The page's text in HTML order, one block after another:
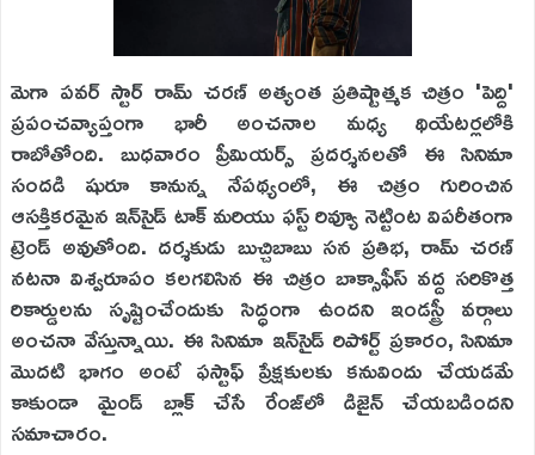
మెగా పవర్ స్టార్ రామ్ చరణ్ అత్యంత ప్రతిష్టాత్మక చిత్రం 'పెద్ది'
ప్రపంచవ్యాప్తంగా భారీ అంచనాల మధ్య థియేటర్లలోకి
రాబోతోంది. బుధవారం ప్రీమియర్స్ ప్రదర్శనలతో ఈ సినిమా
సందడి షురూ కానున్న నేపథ్యంలో, ఈ చిత్రం గురించిన
ఆసక్తికరమైన ఇన్‌సైడ్ టాక్ మరియు ఫస్ట్ రివ్యూ నెట్టింట విపరీతంగా
ట్రెండ్ అవుతోంది. దర్శకుడు బుచ్చిబాబు సన ప్రతిభ, రామ్ చరణ్
నటనా విశ్వరూపం కలగలిసిన ఈ చిత్రం బాక్సాఫీస్ వద్ద సరికొత్త
రికార్డులను సృష్టించేందుకు సిద్ధంగా ఉందని ఇండస్ట్రీ వర్గాలు
అంచనా వేస్తున్నాయి. ఈ సినిమా ఇన్‌సైడ్ రిపోర్ట్ ప్రకారం, సినిమా
మొదటి భాగం అంటే ఫస్టాఫ్ ప్రేక్షకులకు కనువిందు చేయడమే
కాకుండా మైండ్ బ్లాక్ చేసే రేంజ్‌లో డిజైన్ చేయబడిందని
సమాచారం.